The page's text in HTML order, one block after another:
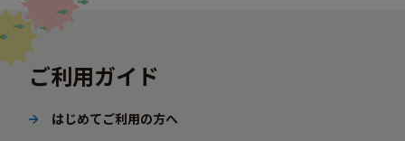
ご利用ガイド
はじめてご利用の方へ